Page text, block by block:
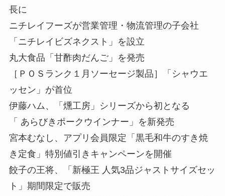
長に
ニチレイフーズが営業管理・物流管理の子会社
「ニチレイビズネクスト」を設立
丸大食品「甘酢肉だんご」を発売
［ＰＯＳランク１月ソーセージ製品］「シャウエ
ッセン」が首位
伊藤ハム、「燻工房」シリーズから初となる
「 あらびきポークウインナー」を新発売
宮本むなし、アプリ会員限定「黒毛和牛のすき焼
き定食」特別値引きキャンペーンを開催
餃子の王将、「新極王 人気3品ジャストサイズセッ
ト」期間限定で販売